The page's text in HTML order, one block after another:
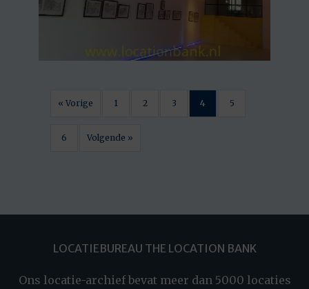
« Vorige 1 2 3 4 5
6 Volgende »
LOCATIEBUREAU THE LOCATION BANK
Ons locatie-archief bevat meer dan 5000 locaties